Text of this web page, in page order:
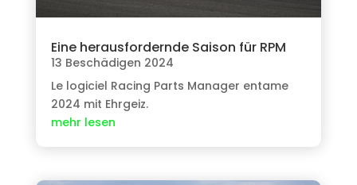
Eine herausfordernde Saison für RPM
13 Beschädigen 2024
Le logiciel Racing Parts Manager entame
2024 mit Ehrgeiz.
mehr lesen